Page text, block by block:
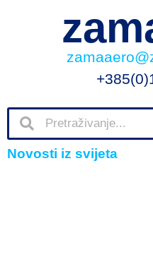
Novosti iz svijeta